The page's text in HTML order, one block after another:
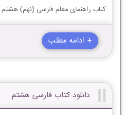
کتاب راهنمای معلم فارسی (نهم) هشتم 1403-1404
+ ادامه مطلب
دانلود کتاب فارسی هشتم